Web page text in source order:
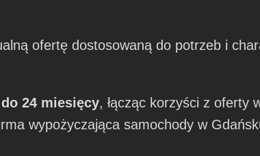
ofertę dostosowaną do potrzeb i
24 miesięcy, łącząc korzyści z oferty
wypożyczająca samochody w